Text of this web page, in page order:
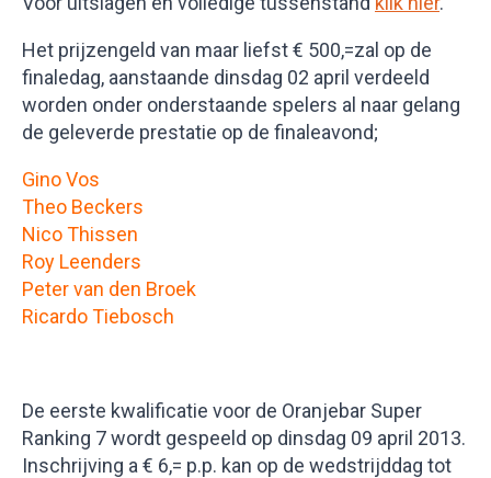
Het prijzengeld van maar liefst € 500,=zal op de
finaledag, aanstaande dinsdag 02 april verdeeld
worden onder onderstaande spelers al naar gelang
de geleverde prestatie op de finaleavond;
Gino Vos
Theo Beckers
Nico Thissen
Roy Leenders
Peter van den Broek
Ricardo Tiebosch
De eerste kwalificatie voor de Oranjebar Super
Ranking 7 wordt gespeeld op dinsdag 09 april 2013.
Inschrijving a € 6,= p.p. kan op de wedstrijddag tot